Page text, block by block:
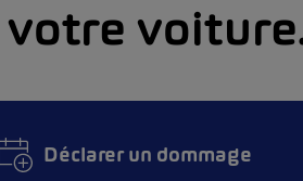
votre
Déclarer un dommage